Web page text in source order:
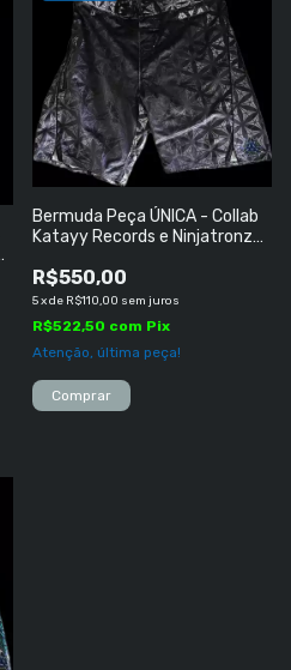
Bermuda Peça ÚNICA - Collab
Katayy Records e Ninjatronz
R$550,00
5xde R$110,00 sem juros
R$522,50 com Pix
Atenção, última peça!